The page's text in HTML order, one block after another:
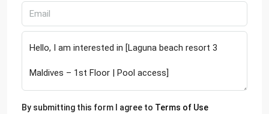
By submitting this form I agree to Terms of Use